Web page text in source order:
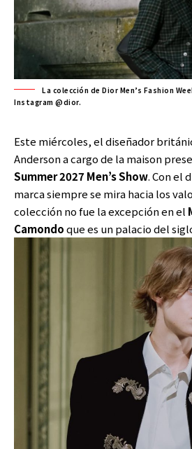
La colección de Dior Men’s Fashion
Instagram @dior.
Este miércoles, el diseñador
Anderson a cargo de la maison
Summer 2027 Men’s Show. Con el
marca siempre se mira hacia los
colección no fue la excepción en el
Camondoque es un palacio del